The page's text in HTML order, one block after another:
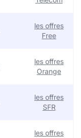
les offres
Free
les offres
Orange
les offres
SFR
les offres